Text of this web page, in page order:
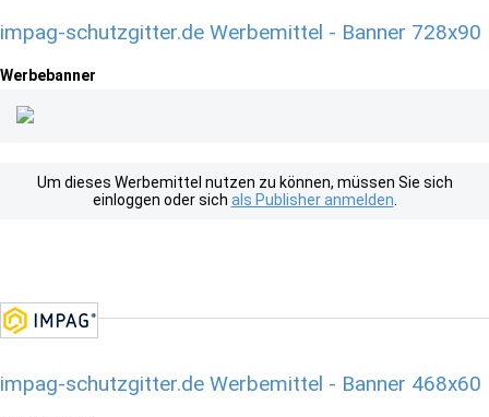
impag-schutzgitter.de Werbemittel - Banner 728x90
Werbebanner
Um dieses Werbemittel nutzen zu können, müssen Sie sich
einloggen oder sich als Publisher anmelden
impag-schutzgitter.de Werbemittel - Banner 468x60